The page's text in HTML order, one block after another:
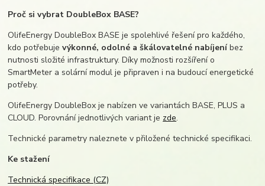
Proč si vybrat DoubleBox BASE?
OlifeEnergy DoubleBox BASE je spolehlivé řešení pro každého,
kdo potřebujevýkonné, odolné a škálovatelné nabíjeníbez
nutnosti složité infrastruktury. Díky možnosti rozšíření o
SmartMeter a solární modul je připraven i na budoucí energetické
potřeby.
OlifeEnergy DoubleBox je nabízen ve variantách BASE, PLUS a
CLOUD. Porovnání jednotlivých variant je zde.
Technické parametry naleznete v přiložené technické specifikaci.
Ke stažení
Technická specifikace (CZ)